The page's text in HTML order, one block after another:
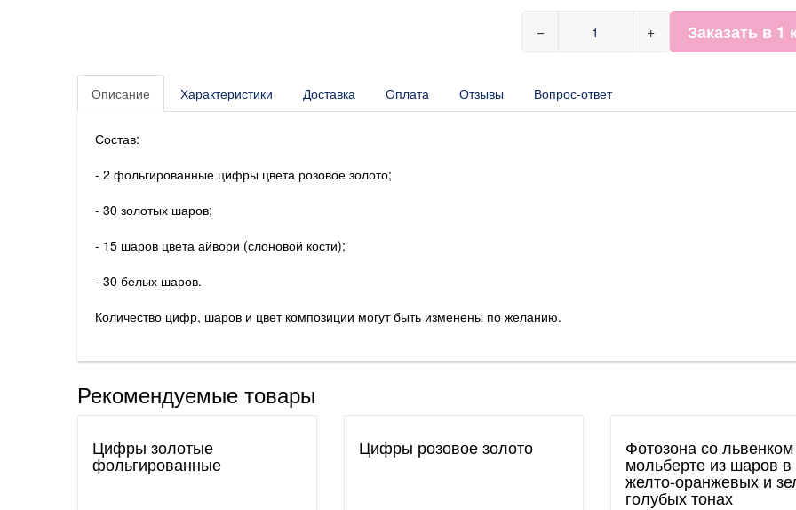
− + Заказать в 1
Описание Характеристики Доставка Оплата Отзывы Вопрос-ответ
Состав:
- 2 фольгированные цифры цвета розовое золото;
- 30 золотых шаров;
- 15 шаров цвета айвори (слоновой кости);
- 30 белых шаров.
Количество цифр, шаров и цвет композиции могут быть изменены по желанию.
Рекомендуемые товары
Цифры золотые
фольгированные
Цифры розовое золото Фотозона со
мольберте из шаров в
желто-оранжевых и
голубых тонах